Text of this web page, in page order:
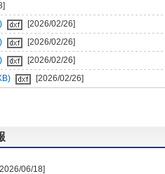
[2026/02/26]
[2026/02/26]
[2026/02/26]
[2026/02/26]
06/18]